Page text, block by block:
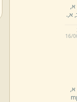
א,
א,.
16/
א,